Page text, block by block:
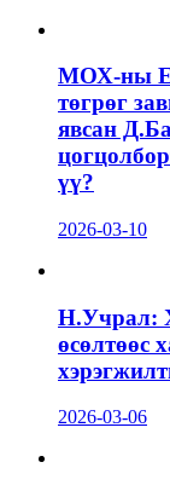
МОХ-ны
төгрөг
явсан
үү?
2026-03-10
Н.Учрал:
өсөлтөөс
2026-03-06